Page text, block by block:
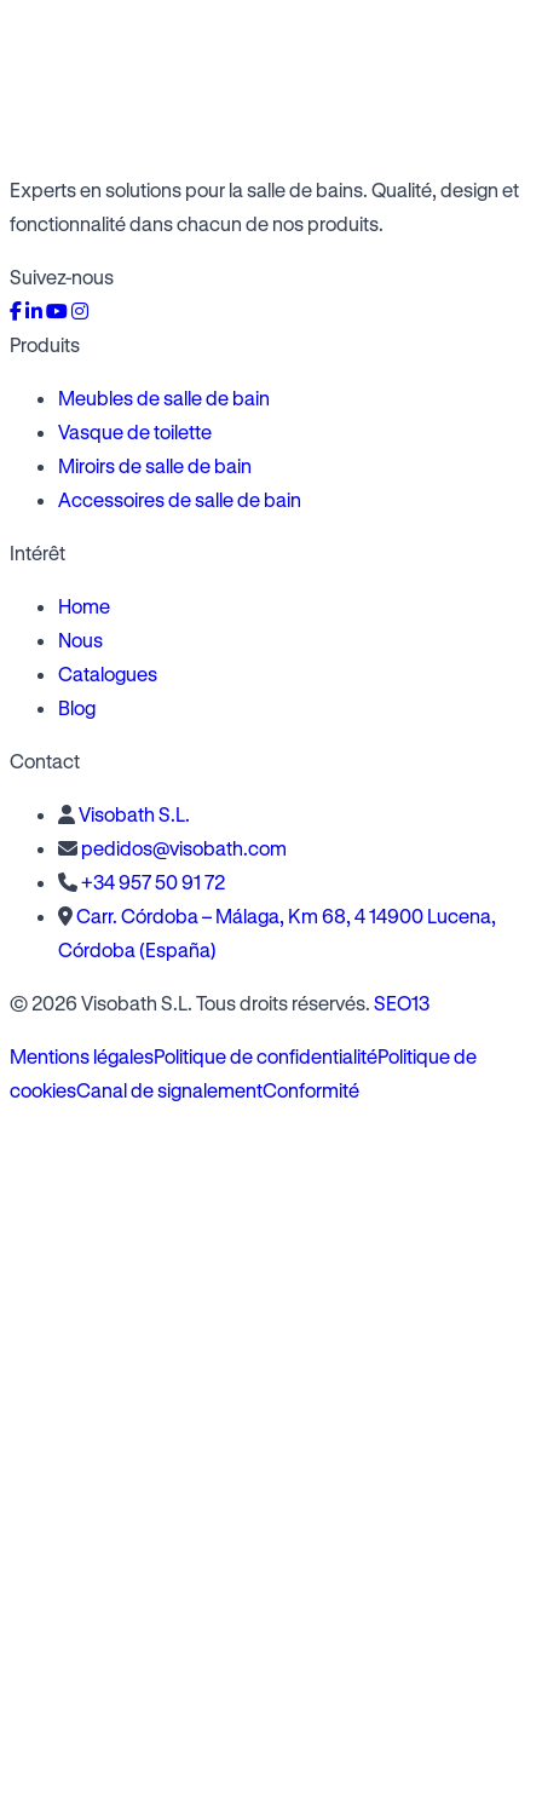
Experts en solutions pour la salle de bains. Qualité, design et
fonctionnalité dans chacun de nos produits.
Suivez-nous
Produits
Meubles de salle de bain
Vasque de toilette
Miroirs de salle de bain
Accessoires de salle de bain
Intérêt
Home
Nous
Catalogues
Blog
Contact
Visobath S.L.
pedidos@visobath.com
+34 957 50 91 72
Carr. Córdoba – Málaga, Km 68, 4 14900 Lucena,
Córdoba (España)
© 2026 Visobath S.L. Tous droits réservés. SEO13
Mentions légalesPolitique de confidentialitéPolitique de
cookiesCanal de signalementConformité